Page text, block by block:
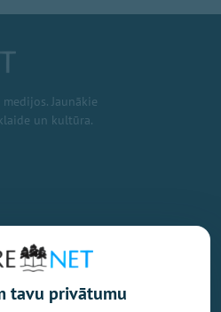
Jaunākie
un kultūra.
tavu privātumu